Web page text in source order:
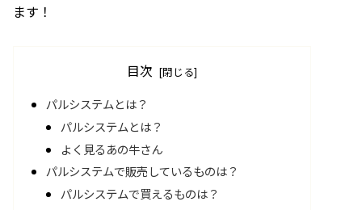
ます！
目次
パルシステムとは？
パルシステムとは？
よく見るあの牛さん
パルシステムで販売しているものは？
パルシステムで買えるものは？